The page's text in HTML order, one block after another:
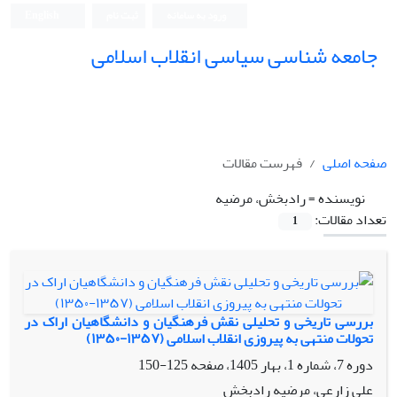
جامعه شناسی سیاسی انقلاب اسلامی
صفحه اصلی
فهرست مقالات
نویسنده =رادبخش، مرضیه
تعداد مقالات:
1
بررسی تاریخی و تحلیلی نقش فرهنگیان و دانشگاهیان اراک در
تحولات منتهی به پیروزی انقلاب اسلامی (۱۳۵۷-۱۳۵۰)
دوره 7، شماره 1، بهار 1405، صفحه
125-150
علی زارعی، مرضیه رادبخش